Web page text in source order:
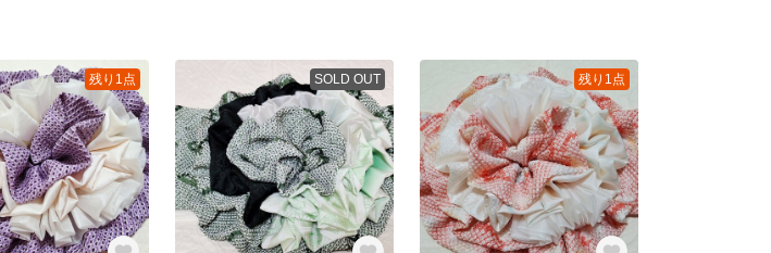
残り1点 SOLD OUT 残り1点